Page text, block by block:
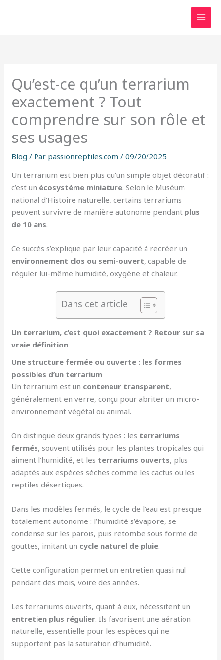
Qu’est-ce qu’un terrarium
exactement ? Tout
comprendre sur son rôle et
ses usages
Blog / Par passionreptiles.com/09/20/2025
Un terrarium est bien plus qu’un simple objet décoratif :
c’est un écosystème miniature. Selon le Muséum
national d’Histoire naturelle, certains terrariums
peuvent survivre de manière autonome pendant plus
de 10 ans.
Ce succès s’explique par leur capacité à recréer un
environnement clos ou semi-ouvert, capable de
réguler lui-même humidité, oxygène et chaleur.
Dans cet article
Un terrarium, c’est quoi exactement ? Retour sur sa
vraie définition
Une structure fermée ou ouverte : les formes
possibles d’un terrarium
Un terrarium est un conteneur transparent,
généralement en verre, conçu pour abriter un micro-
environnement végétal ou animal.
On distingue deux grands types : les terrariums
fermés, souvent utilisés pour les plantes tropicales qui
aiment l’humidité, et les terrariums ouverts, plus
adaptés aux espèces sèches comme les cactus ou les
reptiles désertiques.
Dans les modèles fermés, le cycle de l’eau est presque
totalement autonome : l’humidité s’évapore, se
condense sur les parois, puis retombe sous forme de
gouttes, imitant un cycle naturel de pluie.
Cette configuration permet un entretien quasi nul
pendant des mois, voire des années.
Les terrariums ouverts, quant à eux, nécessitent un
entretien plus régulier. Ils favorisent une aération
naturelle, essentielle pour les espèces qui ne
supportent pas la saturation d’humidité.